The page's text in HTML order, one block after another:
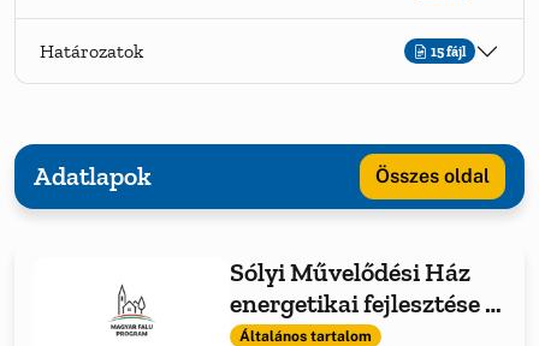
Határozatok 15 fájl
Adatlapok Összes oldal
Sólyi Művelődési Ház
energetikai fejlesztése -
fűtéskorszerűsítés
Általános tartalom